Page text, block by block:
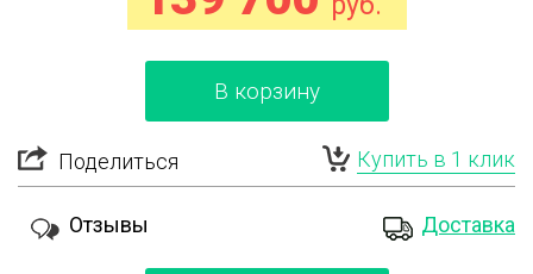
В корзину
Поделиться Купить в 1 клик
Отзывы Доставка